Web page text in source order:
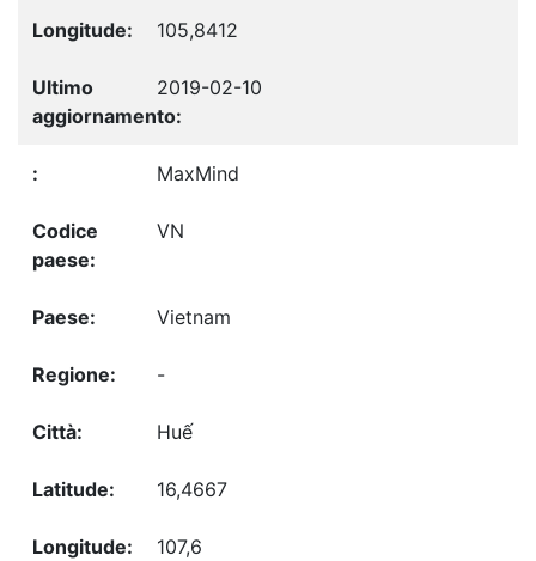
105,8412
2019-02-10
MaxMind
VN
Vietnam
-
Huế
16,4667
107,6